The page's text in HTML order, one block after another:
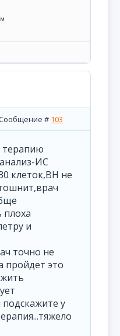
Сообщение # 103
ИС
клеток,ВН не
плоха
и
точно не
пройдет это
у